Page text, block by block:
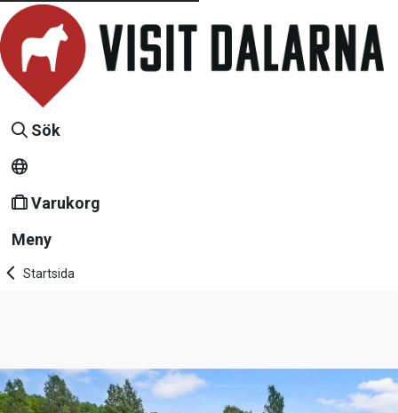
Sök
Varukorg
Meny
Startsida